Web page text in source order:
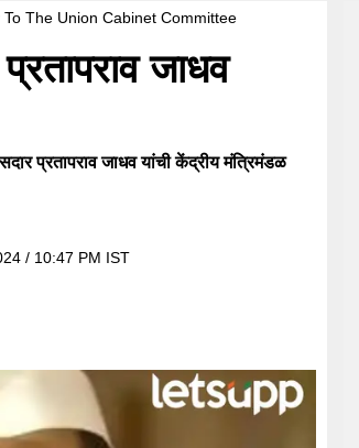
The Union Cabinet Committee
जाधव
प्रतापराव जाधव यांची केंद्रीय मंत्रिमंडळ
/ 10:47 PM IST